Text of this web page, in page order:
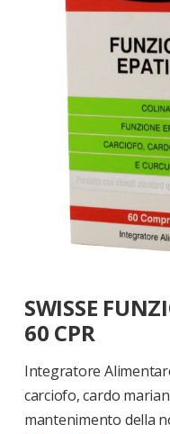
all'inizio
della
galleria
di
immagini
SWISSE
60 CPR
Integratore
carciofo, cardo
mantenimento della